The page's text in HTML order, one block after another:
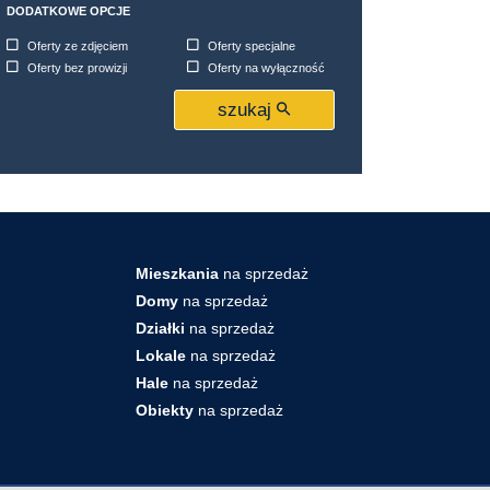
DODATKOWE OPCJE
Oferty ze zdjęciem
Oferty specjalne
Oferty bez prowizji
Oferty na wyłączność
szukaj
Mieszkaniana sprzedaż
Domyna sprzedaż
Działki na sprzedaż
Lokalena sprzedaż
Halena sprzedaż
Obiektyna sprzedaż